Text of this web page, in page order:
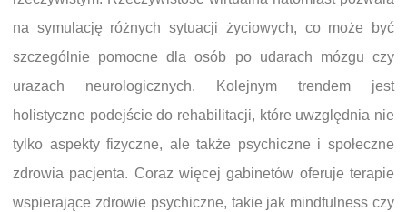
na symulację różnych sytuacji życiowych, co może być
szczególnie pomocne dla osób po udarach mózgu czy
urazach neurologicznych. Kolejnym trendem jest
holistyczne podejście do rehabilitacji, które uwzględnia nie
tylko aspekty fizyczne, ale także psychiczne i społeczne
zdrowia pacjenta. Coraz więcej gabinetów oferuje terapie
wspierające zdrowie psychiczne, takie jak mindfulness czy